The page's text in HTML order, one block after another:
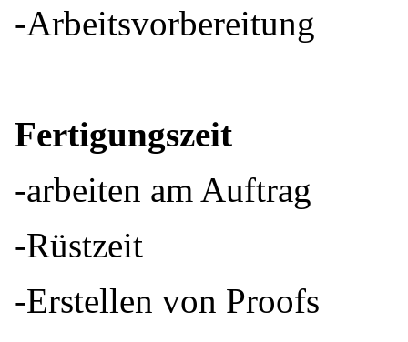
-Arbeitsvorbereitung
Fertigungszeit
-arbeiten am Auftrag
-Rüstzeit
-Erstellen von Proofs